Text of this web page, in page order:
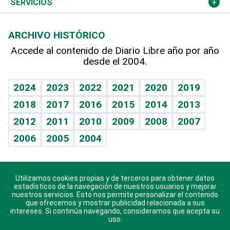
Hablando con el pediatra
Vida y familia
Eñe
Celebrando la vida
Sin complejos
En pocas palabras
Escuchando al corazón
Economía Personal
Línea de hit
TBT Deportivo
Opinión
Hecho en casa
Guía del dinero
SERVICIOS
Cumpleaños
Horóscopos
Crucigramas
ARCHIVO HISTÓRICO
Accede al contenido de Diario Libre año por año
desde el 2004.
2024 2023 2022 2021 2020
2019
2018
2017 2016 2015 2014
2013
2012
2011 2010 2009 2008
2007
2006
2005 2004
Descarga nuestras aplicaciones para Android, iOS y
sistema Huawei.
Utilizamos cookies propias y de terceros para obtener datos
estadísticos de la navegación de nuestros usuarios y mejorar
nuestros servicios. Esto nos permite personalizar el contenido
que ofrecemos y mostrar publicidad relacionada a sus
intereses. Si continúa navegando, consideramos que acepta su
uso.